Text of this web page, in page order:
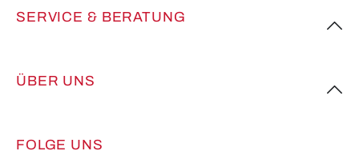
SERVICE & BERATUNG
ÜBER UNS
FOLGE UNS